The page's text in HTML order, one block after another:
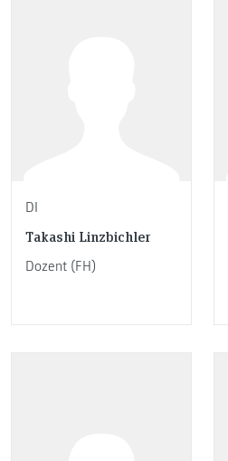
DI
Takashi Linzbichler
Dozent (FH)